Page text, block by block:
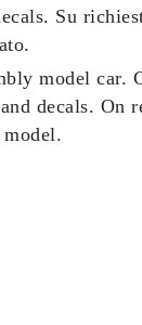
Su
model car.
decals. On